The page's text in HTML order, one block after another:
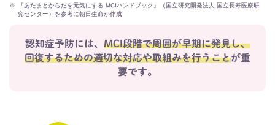
※ 『あたまとからだを元気にする MCIハンドブック』（国立研究開発法人 国立長寿医療研
究センター）を参考に朝日生命が作成
認知症予防には、 MCI段階で周囲が早期に発見し、
回復するための適切な対応や取組みを行うことが重
要です。